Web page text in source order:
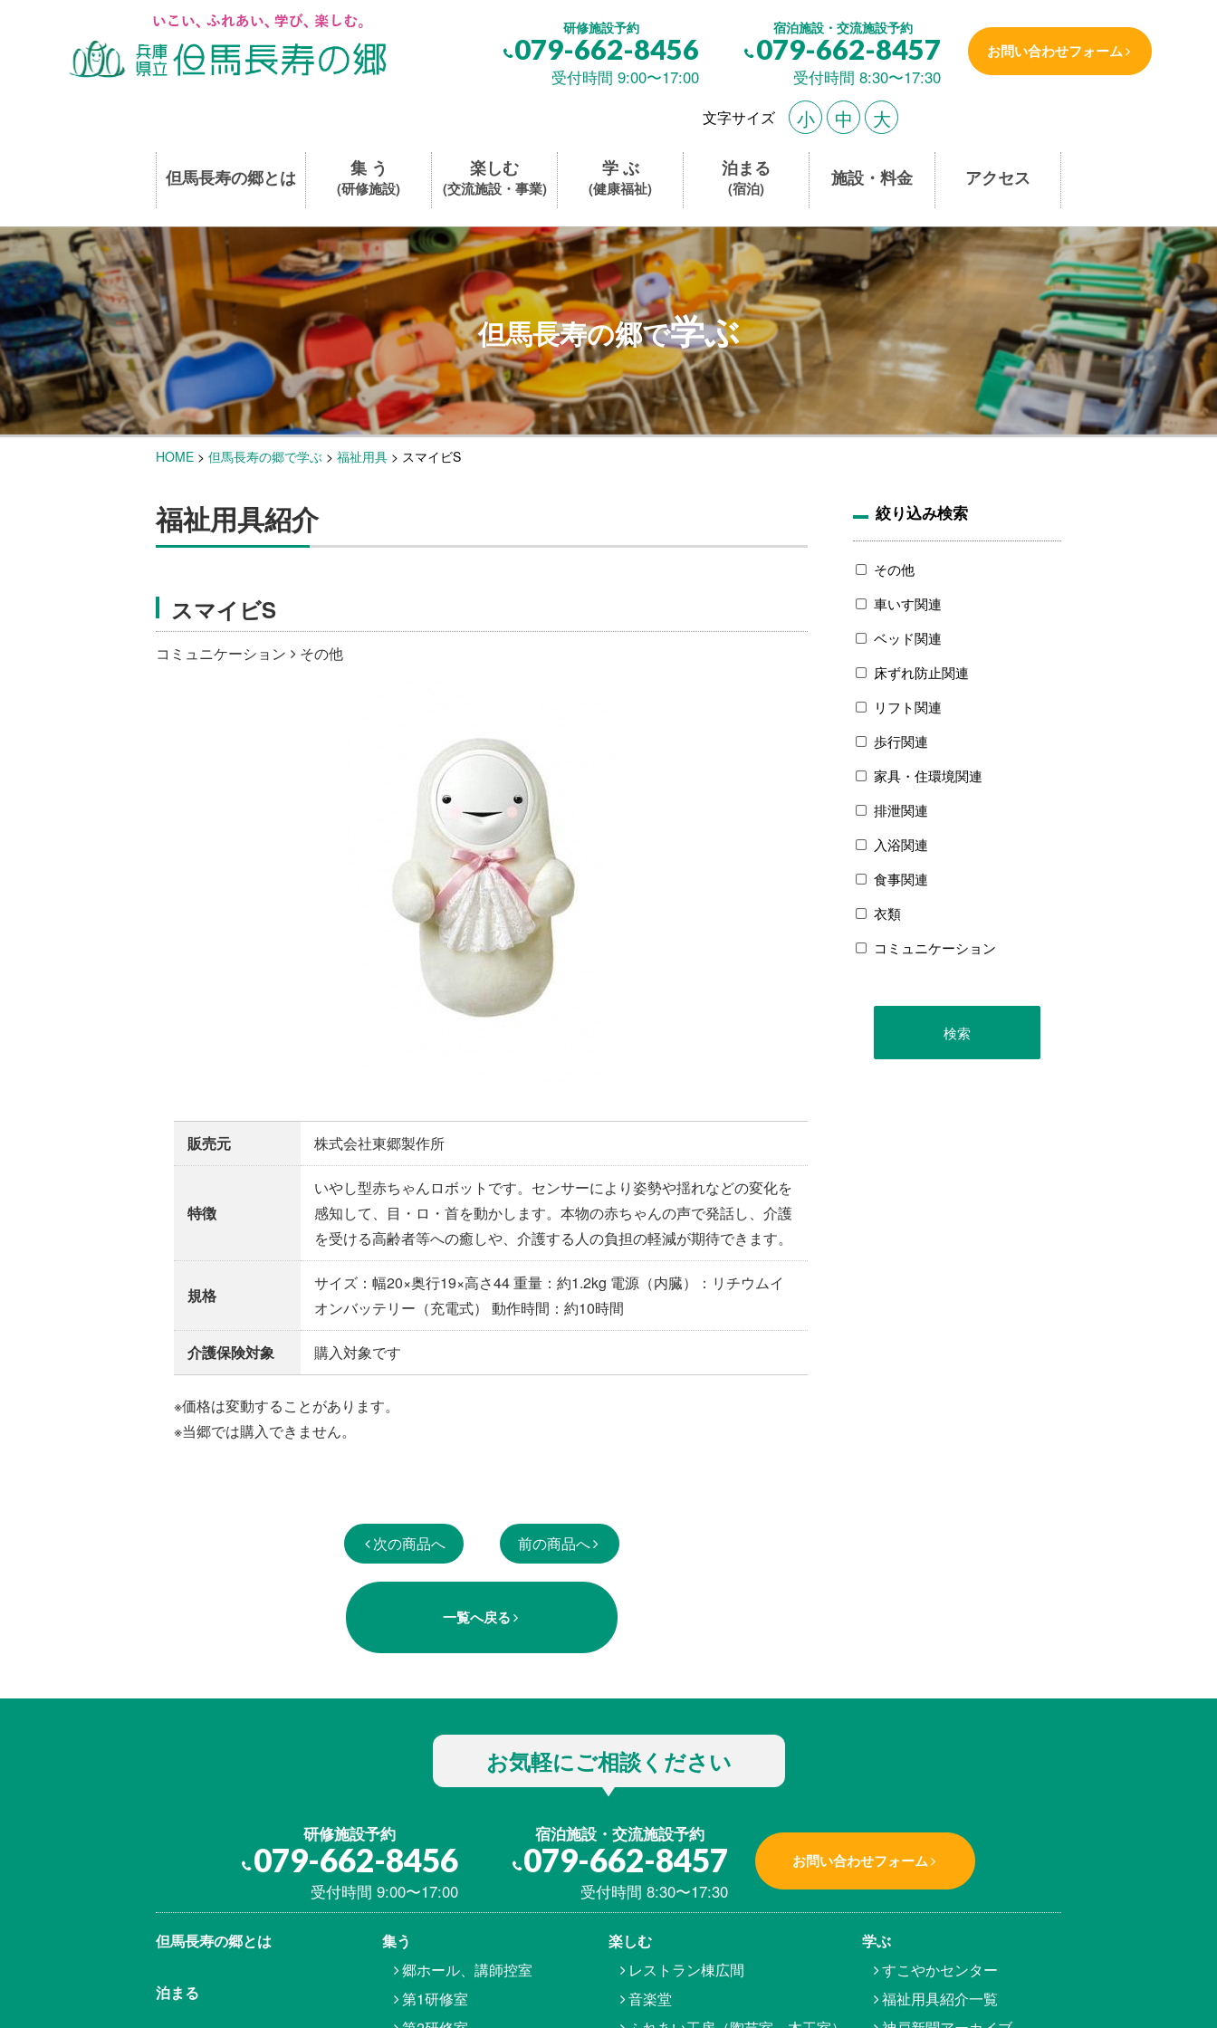
研修施設予約
079-662-8456
受付時間 9:00〜17:00
宿泊施設・交流施設予約
079-662-8457
受付時間 8:30〜17:30
お問い合わせフォーム
文字サイズ 小 中 大
但馬長寿の郷とは 集 う
(研修施設)
楽しむ
(交流施設・事業)
学 ぶ
(健康福祉)
泊まる
(宿泊) 施設・料金 アクセス
但馬長寿の郷で学ぶ
HOME > 但馬長寿の郷で学ぶ > 福祉用具 > スマイビS
福祉用具紹介
スマイビS
コミュニケーション その他
販売元 株式会社東郷製作所
特徴
いやし型赤ちゃんロボットです。センサーにより姿勢や揺れなどの変化を
感知して、目・ロ・首を動かします。本物の赤ちゃんの声で発話し、介護
を受ける高齢者等への癒しや、介護する人の負担の軽減が期待できます。
規格
サイズ：幅20×奥行19×高さ44 重量：約1.2kg 電源（内臓）：リチウムイ
オンバッテリー（充電式） 動作時間：約10時間
介護保険対象 購入対象です
※価格は変動することがあります。
※当郷では購入できません。
次の商品へ 前の商品へ
一覧へ戻る
絞り込み検索
その他
車いす関連
ベッド関連
床ずれ防止関連
リフト関連
歩行関連
家具・住環境関連
排泄関連
入浴関連
食事関連
衣類
コミュニケーション
お気軽にご相談ください
研修施設予約
079-662-8456
受付時間 9:00〜17:00
宿泊施設・交流施設予約
079-662-8457
受付時間 8:30〜17:30
お問い合わせフォーム
但馬⾧寿の郷とは
泊まる
集う
郷ホール、講師控室
第1研修室
楽しむ
レストラン棟広間
音楽堂
学ぶ
すこやかセンター
福祉用具紹介一覧